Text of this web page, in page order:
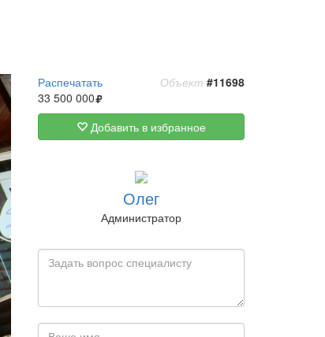
Распечатать Объект #11698
33 500 000
Добавить в избранное
Олег
Администратор